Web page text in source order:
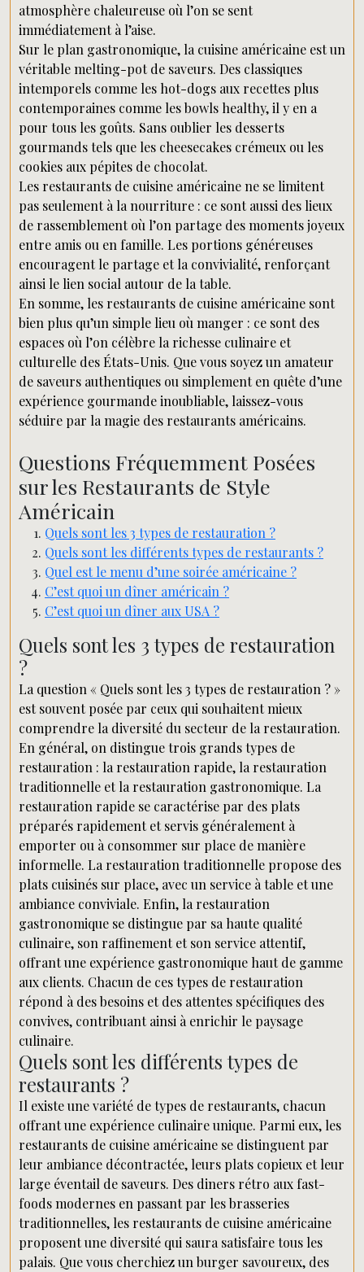
atmosphère chaleureuse où l’on se sent
immédiatement à l’aise.
Sur le plan gastronomique, la cuisine américaine est un
véritable melting-pot de saveurs. Des classiques
intemporels comme les hot-dogs aux recettes plus
contemporaines comme les bowls healthy, il y en a
pour tous les goûts. Sans oublier les desserts
gourmands tels que les cheesecakes crémeux ou les
cookies aux pépites de chocolat.
Les restaurants de cuisine américaine ne se limitent
pas seulement à la nourriture : ce sont aussi des lieux
de rassemblement où l’on partage des moments joyeux
entre amis ou en famille. Les portions généreuses
encouragent le partage et la convivialité, renforçant
ainsi le lien social autour de la table.
En somme, les restaurants de cuisine américaine sont
bien plus qu’un simple lieu où manger : ce sont des
espaces où l’on célèbre la richesse culinaire et
culturelle des États-Unis. Que vous soyez un amateur
de saveurs authentiques ou simplement en quête d’une
expérience gourmande inoubliable, laissez-vous
séduire par la magie des restaurants américains.
Questions Fréquemment Posées
sur les Restaurants de Style
Américain
Quels sont les 3 types de restauration ?
Quels sont les différents types de restaurants ?
Quel est le menu d’une soirée américaine ?
C’est quoi un dîner américain ?
C’est quoi un dîner aux USA ?
Quels sont les 3 types de restauration
?
La question « Quels sont les 3 types de restauration ? »
est souvent posée par ceux qui souhaitent mieux
comprendre la diversité du secteur de la restauration.
En général, on distingue trois grands types de
restauration : la restauration rapide, la restauration
traditionnelle et la restauration gastronomique. La
restauration rapide se caractérise par des plats
préparés rapidement et servis généralement à
emporter ou à consommer sur place de manière
informelle. La restauration traditionnelle propose des
plats cuisinés sur place, avec un service à table et une
ambiance conviviale. Enfin, la restauration
gastronomique se distingue par sa haute qualité
culinaire, son raffinement et son service attentif,
offrant une expérience gastronomique haut de gamme
aux clients. Chacun de ces types de restauration
répond à des besoins et des attentes spécifiques des
convives, contribuant ainsi à enrichir le paysage
culinaire.
Quels sont les différents types de
restaurants ?
Il existe une variété de types de restaurants, chacun
offrant une expérience culinaire unique. Parmi eux, les
restaurants de cuisine américaine se distinguent par
leur ambiance décontractée, leurs plats copieux et leur
large éventail de saveurs. Des diners rétro aux fast-
foods modernes en passant par les brasseries
traditionnelles, les restaurants de cuisine américaine
proposent une diversité qui saura satisfaire tous les
palais. Que vous cherchiez un burger savoureux, des